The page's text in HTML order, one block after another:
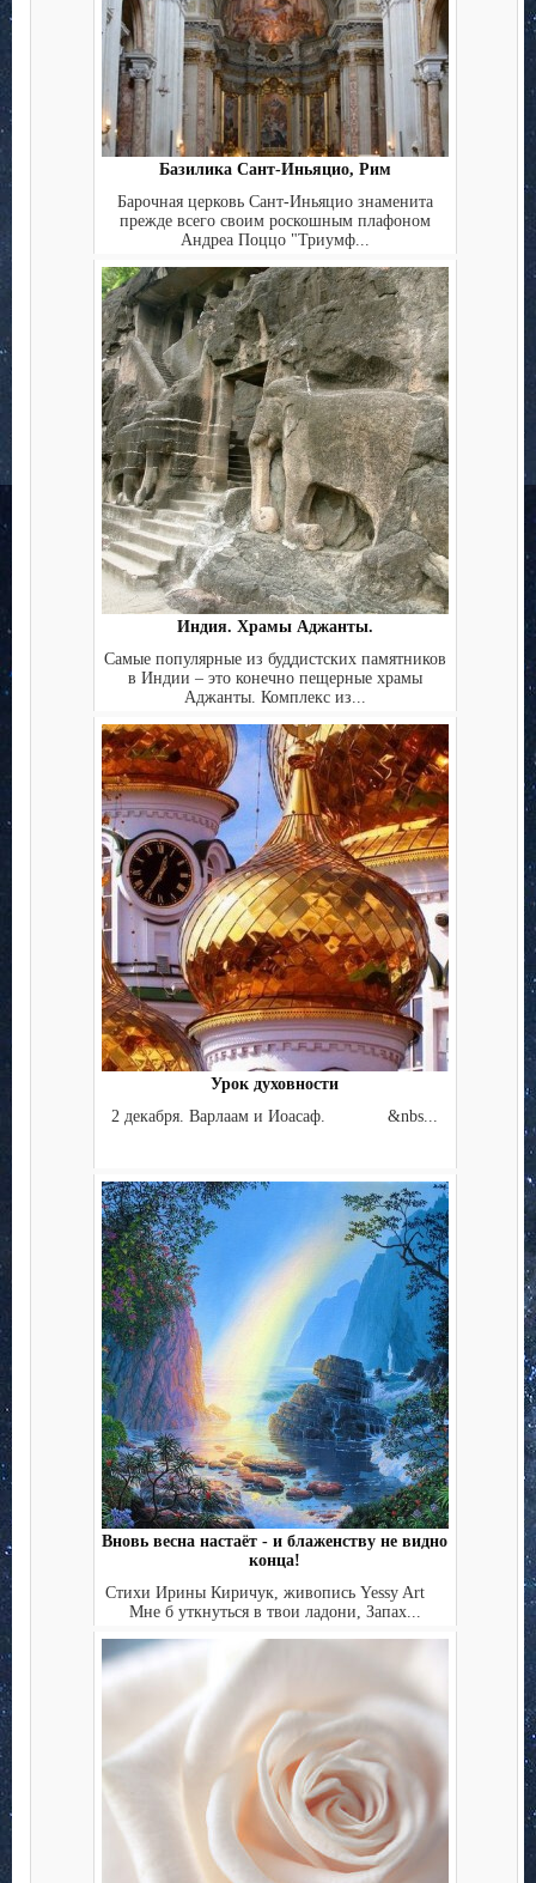
Базилика Сант-Иньяцио, Рим
Барочная церковь Сант-Иньяцио знаменита
прежде всего своим роскошным плафоном
Андреа Поццо "Триумф...
Индия. Храмы Аджанты.
Самые популярные из буддистских памятников
в Индии – это конечно пещерные храмы
Аджанты. Комплекс из...
Урок духовности
2 декабря. Варлаам и Иоасаф. &nbs...
Вновь весна настаёт - и блаженству не видно
конца!
Стихи Ирины Киричук, живопись Yessy Art
Мне б уткнуться в твои ладони, Запах...